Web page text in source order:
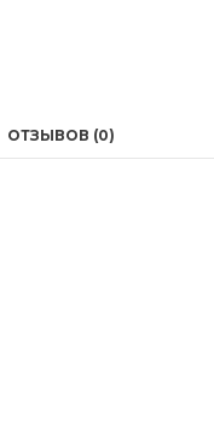
ОТЗЫВОВ (0)